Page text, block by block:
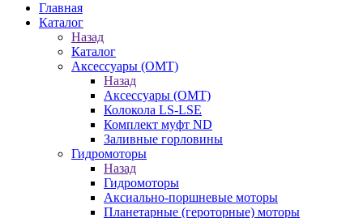
Главная
Каталог
Назад
Каталог
Аксессуары (OMT)
Назад
Аксессуары (OMT)
Колокола LS-LSE
Комплект муфт ND
Заливные горловины
Гидромоторы
Назад
Гидромоторы
Аксиально-поршневые моторы
Планетарные (героторные) моторы